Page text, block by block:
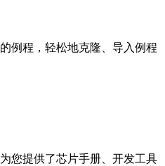
例程，轻松地克隆、导入例程
您提供了芯片手册、开发工具